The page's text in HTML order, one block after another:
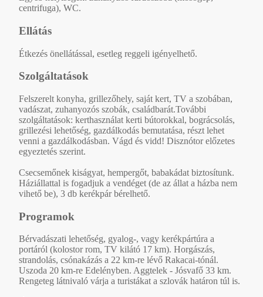
centrifuga), WC.
Ellátás
Étkezés önellátással, esetleg reggeli igényelhető.
Szolgáltatások
Felszerelt konyha, grillezőhely, saját kert, TV a szobában,
vadászat, zuhanyozós szobák, családbarát.További
szolgáltatások: kerthasználat kerti bútorokkal, bográcsolás,
grillezési lehetőség, gazdálkodás bemutatása, részt lehet
venni a gazdálkodásban. Vágd és vidd! Disznótor előzetes
egyeztetés szerint.
Csecsemőnek kiságyat, hempergőt, babakádat biztosítunk.
Háziállattal is fogadjuk a vendéget (de az állat a házba nem
vihető be), 3 db kerékpár bérelhető.
Programok
Bérvadászati lehetőség, gyalog-, vagy kerékpártúra a
portáról (kolostor rom, TV kilátó 17 km). Horgászás,
strandolás, csónakázás a 22 km-re lévő Rakacai-tónál.
Uszoda 20 km-re Edelényben. Aggtelek - Jósvafő 33 km.
Rengeteg látnivaló várja a turistákat a szlovák határon túl is.